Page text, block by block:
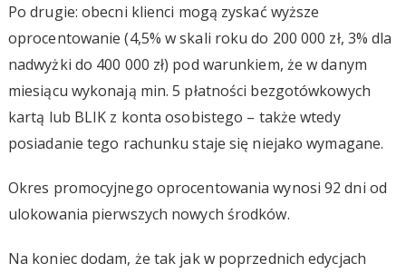
Po drugie: obecni klienci mogą zyskać wyższe
oprocentowanie (4,5% w skali roku do 200 000 zł, 3% dla
nadwyżki do 400 000 zł) pod warunkiem, że w danym
miesiącu wykonają min. 5 płatności bezgotówkowych
kartą lub BLIK z konta osobistego – także wtedy
posiadanie tego rachunku staje się niejako wymagane.
Okres promocyjnego oprocentowania wynosi 92 dni od
ulokowania pierwszych nowych środków.
Na koniec dodam, że tak jak w poprzednich edycjach